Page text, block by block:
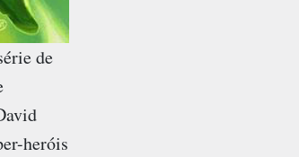
de
heróis